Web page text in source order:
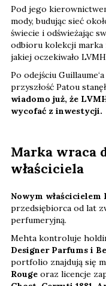
Pod jego
mody, budując sieć
świecie i odświeżając
odbioru kolekcji marka
jakiej oczekiwało
Po odejściu
przyszłość Patou
wiadomo już, że
wycofać z inwestycji.
Marka wraca
właściciela
Nowym właścicielem
przedsiębiorca od lat
perfumeryjną.
Mehta kontroluje
Designer Parfums i
portfolio znajdują się
Rouge oraz licencje